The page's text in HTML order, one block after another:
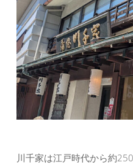
川千家は江戸時代から約